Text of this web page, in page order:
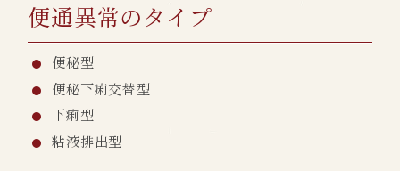
便通異常のタイプ
便秘型
便秘下痢交替型
下痢型
粘液排出型